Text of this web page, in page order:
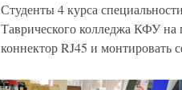
Студенты 4 курса
Таврического колледжа КФУ на
коннектор RJ45 и монтировать